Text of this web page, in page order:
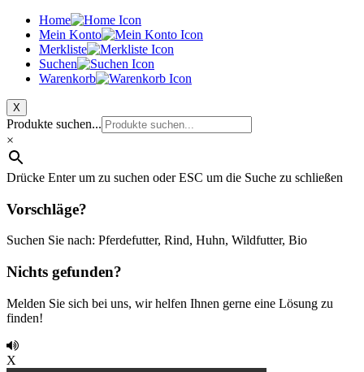
Home
Mein Konto
Merkliste
Suchen
Warenkorb
X
Produkte suchen...
×
Drücke Enter um zu suchen oder ESC um die Suche zu schließen
Vorschläge?
Suchen Sie nach: Pferdefutter, Rind, Huhn, Wildfutter, Bio
Nichts gefunden?
Melden Sie sich bei uns, wir helfen Ihnen gerne eine Lösung zu
finden!
X